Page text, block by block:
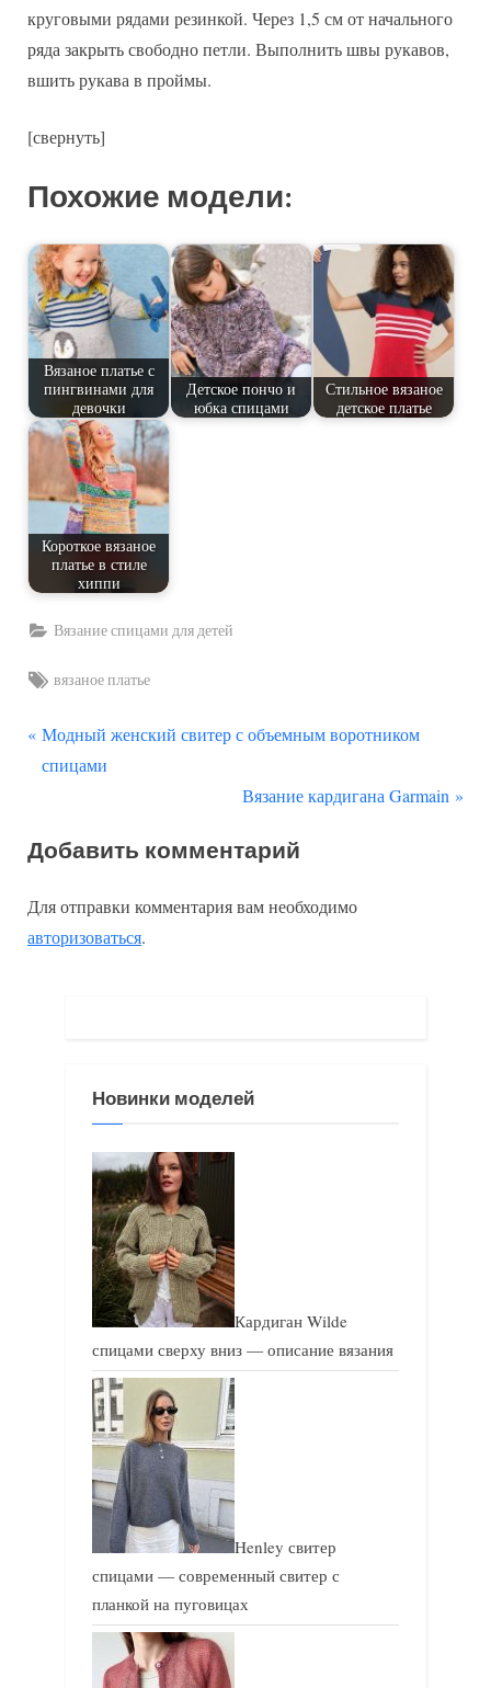
круговыми рядами резинкой. Через 1,5 см от начального
ряда закрыть свободно петли. Выполнить швы рукавов,
вшить рукава в проймы.
[свернуть]
Похожие модели:
Вязаное платье с
пингвинами для
девочки
Детское пончо и
юбка спицами
Стильное вязаное
детское платье
Короткое вязаное
платье в стиле
хиппи
Вязание спицами для детей
Tags:
вязаное платье
Навигация
записям
П
р
ы
у
щ
Модный женский свитер с объемным воротником
спицами
С
е
у
а
Вязание кардигана Garmain
Добавить комментарий
Для отправки комментария вам необходимо
авторизоваться.
Новинки моделей
Кардиган Wilde
спицами сверху вниз — описание вязания
Henley свитер
спицами — современный свитер с
планкой на пуговицах